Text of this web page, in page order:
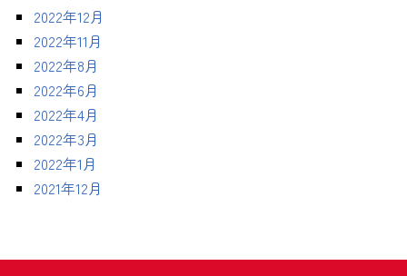
2022年12月
2022年11月
2022年8月
2022年6月
2022年4月
2022年3月
2022年1月
2021年12月